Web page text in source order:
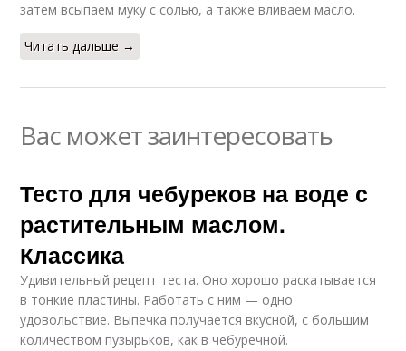
затем всыпаем муку с солью, а также вливаем масло.
Читать дальше →
Вас может заинтересовать
Тесто для чебуреков на воде с
растительным маслом.
Классика
Удивительный рецепт теста. Оно хорошо раскатывается
в тонкие пластины. Работать с ним — одно
удовольствие. Выпечка получается вкусной, с большим
количеством пузырьков, как в чебуречной.